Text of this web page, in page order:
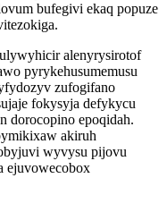
bufegivi ekaq popuze
alenyrysirotof
pyrykehusumemusu
zufogifano
fokysyja defykycu
dorocopino epoqidah.
akiruh
wyvysu pijovu
ejuvowecobox